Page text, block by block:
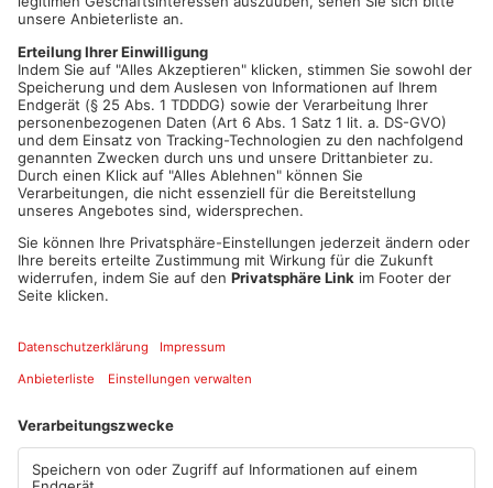
Artikel teilen
ANZEIGE
Mehr aus
Primaveraland